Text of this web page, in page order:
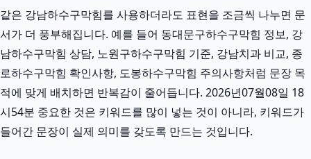
같은 강남하수구막힘를 사용하더라도 표현을 조금씩 나누면 문
서가 더 풍부해집니다. 예를 들어 동대문구하수구막힘 정보, 강
남하수구막힘 상담, 노원구하수구막힘 기준, 강남치과 비교, 종
로하수구막힘 확인사항, 도봉하수구막힘 주의사항처럼 문장 목
적에 맞게 배치하면 반복감이 줄어듭니다. 2026년07월08일 18
시54분 중요한 것은 키워드를 많이 넣는 것이 아니라, 키워드가
들어간 문장이 실제 의미를 갖도록 만드는 것입니다.